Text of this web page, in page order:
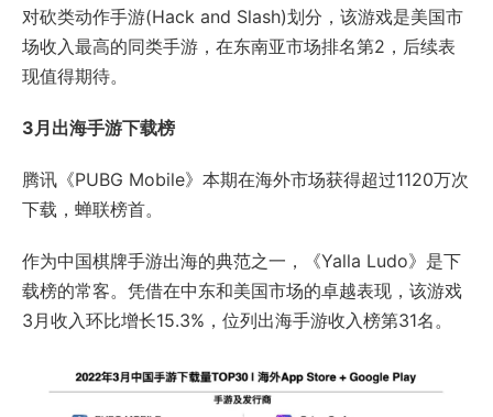
对砍类动作手游(Hack and Slash)划分，该游戏是美国市
场收入最高的同类手游，在东南亚市场排名第2，后续表
现值得期待。
3月出海手游下载榜
腾讯《PUBG Mobile》本期在海外市场获得超过1120万次
下载，蝉联榜首。
作为中国棋牌手游出海的典范之一，《Yalla Ludo》是下
载榜的常客。凭借在中东和美国市场的卓越表现，该游戏
3月收入环比增长15.3%，位列出海手游收入榜第31名。